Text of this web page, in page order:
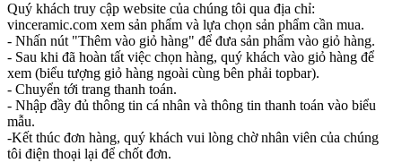
Quý khách truy cập website của chúng tôi qua địa chỉ:
vinceramic.com xem sản phẩm và lựa chọn sản phẩm cần mua.
- Nhấn nút "Thêm vào giỏ hàng" để đưa sản phẩm vào giỏ hàng.
- Sau khi đã hoàn tất việc chọn hàng, quý khách vào giỏ hàng để
xem (biểu tượng giỏ hàng ngoài cùng bên phải topbar).
- Chuyển tới trang thanh toán.
- Nhập đầy đủ thông tin cá nhân và thông tin thanh toán vào biểu
mẫu.
-Kết thúc đơn hàng, quý khách vui lòng chờ nhân viên của chúng
tôi điện thoại lại để chốt đơn.